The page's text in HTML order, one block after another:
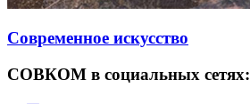
Современное искусство
СОВКОМ в социальных сетях: